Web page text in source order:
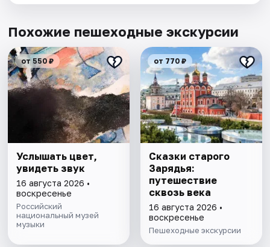
Похожие пешеходные экскурсии
от 550 ₽
Услышать цвет,
увидеть звук
16 августа 2026 •
воскресенье
Российский
национальный музей
музыки
от 770 ₽
Сказки старого
Зарядья:
путешествие
сквозь века
16 августа 2026 •
воскресенье
Пешеходные экскурсии